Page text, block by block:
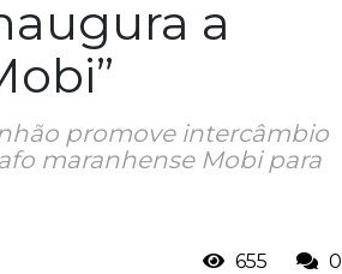
a
promove intercâmbio
maranhense Mobi para
655 0